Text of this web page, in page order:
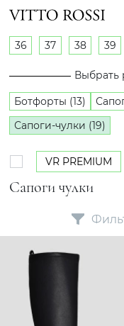
Сапоги чулки
36 37 38 39
Выбрать
Ботфорты (13)
Сапоги-чулки (19)
VR PREMIUM